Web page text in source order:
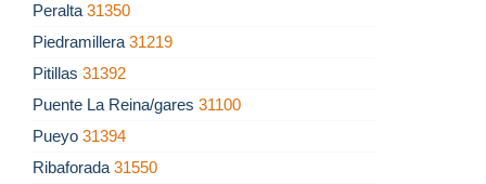
Peralta 31350
Piedramillera 31219
Pitillas 31392
Puente La Reina/gares 31100
Pueyo 31394
Ribaforada 31550